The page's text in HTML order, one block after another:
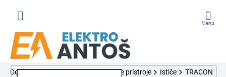
Domov Ističe, chrániče, modulárne prístroje Ističe
TRACON